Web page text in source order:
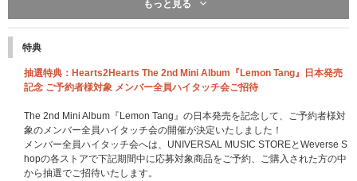
※メンバーの選択はできません。
のみご案内いたします。
※サインとともにご当選者様のお名前をお入れします。詳細はご当選者様へ
のみご案内いたします。
サイン会中に運営側で定めた時間内でメンバーとのトークもお楽しみいただ
※メンバー個別サイン会はお時間を分けて各「部」ごとの開催となります。
「部」および「メンバー」は当選の際にランダムで振り分けられます｡
「部」および「メンバー」の変更はできませんので､あらかじめご了承くだ
さい。
もっと見る
特典
抽選特典：Hearts2Hearts The 2nd Mini Album『Lemon Tang』日本発売
記念 ご予約者様対象 メンバー全員ハイタッチ会ご招待
The 2nd Mini Album『Lemon Tang』の日本発売を記念して、ご予約者様対
象のメンバー全員ハイタッチ会の開催が決定いたしました！
メンバー全員ハイタッチ会へは、UNIVERSAL MUSIC STOREとWeverse S
hopの各ストアで下記期間中に応募対象商品をご予約、ご購入された方の中
から抽選でご招待いたします。